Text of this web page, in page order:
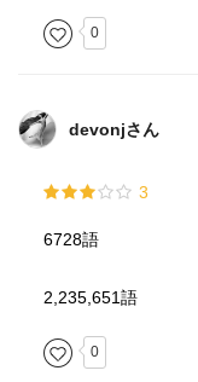
0
devonjさん
3
6728語
2,235,651語
0